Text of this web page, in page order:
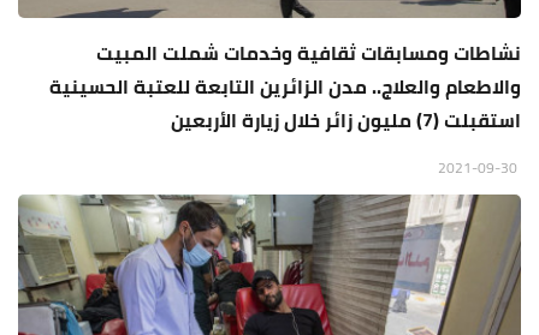
نشاطات ومسابقات ثقافية وخدمات شملت المبيت
والاطعام والعلاج.. مدن الزائرين التابعة للعتبة الحسينية
استقبلت (7) مليون زائر خلال زيارة الأربعين